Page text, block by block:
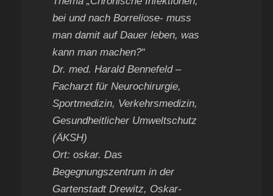
bei und nach Borreliose- muss
man damit auf Dauer leben, was
kann man machen?“
Dr. med. Harald Bennefeld –
Facharzt für Neurochirurgie,
Sportmedizin, Verkehrsmedizin,
Gesundheitlicher Umweltschutz
(ÄKSH)
Ort: oskar. Das
Begegnungszentrum in der
Gartenstadt Drewitz, Oskar-